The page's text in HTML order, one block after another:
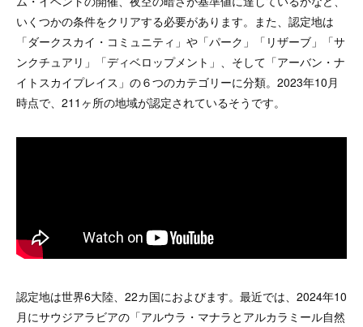
いくつかの条件をクリアする必要があります。また、認定地は
「ダークスカイ・コミュニティ」や「パーク」「リザーブ」「サ
ンクチュアリ」「ディベロップメント」、そして「アーバン・ナ
イトスカイプレイス」の６つのカテゴリーに分類。2023年10月
時点で、211ヶ所の地域が認定されているそうです。
認定地は世界6大陸、22カ国におよびます。最近では、2024年10
月にサウジアラビアの「アルウラ・マナラとアルカラミール自然